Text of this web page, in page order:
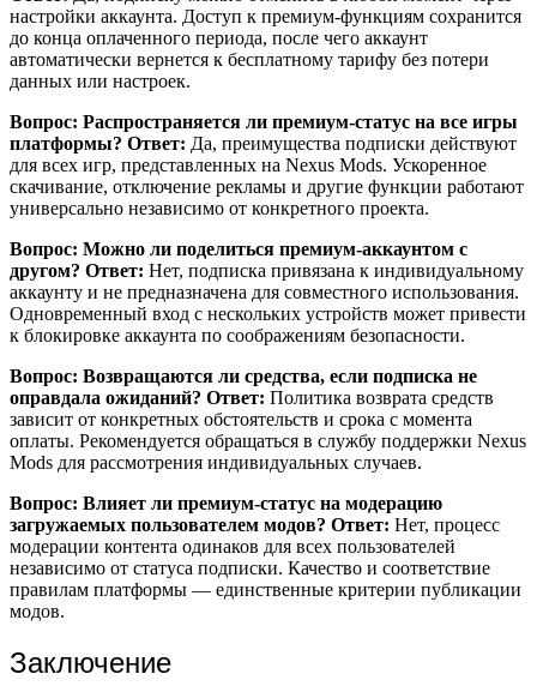
настройки аккаунта. Доступ к премиум-функциям сохранится
до конца оплаченного периода, после чего аккаунт
автоматически вернется к бесплатному тарифу без потери
данных или настроек.
Вопрос: Распространяется ли премиум-статус на все игры
платформы? Ответ: Да, преимущества подписки действуют
для всех игр, представленных на Nexus Mods. Ускоренное
скачивание, отключение рекламы и другие функции работают
универсально независимо от конкретного проекта.
Вопрос: Можно ли поделиться премиум-аккаунтом с
другом? Ответ: Нет, подписка привязана к индивидуальному
аккаунту и не предназначена для совместного использования.
Одновременный вход с нескольких устройств может привести
к блокировке аккаунта по соображениям безопасности.
Вопрос: Возвращаются ли средства, если подписка не
оправдала ожиданий? Ответ: Политика возврата средств
зависит от конкретных обстоятельств и срока с момента
оплаты. Рекомендуется обращаться в службу поддержки Nexus
Mods для рассмотрения индивидуальных случаев.
Вопрос: Влияет ли премиум-статус на модерацию
загружаемых пользователем модов? Ответ: Нет, процесс
модерации контента одинаков для всех пользователей
независимо от статуса подписки. Качество и соответствие
правилам платформы — единственные критерии публикации
модов.
Заключение